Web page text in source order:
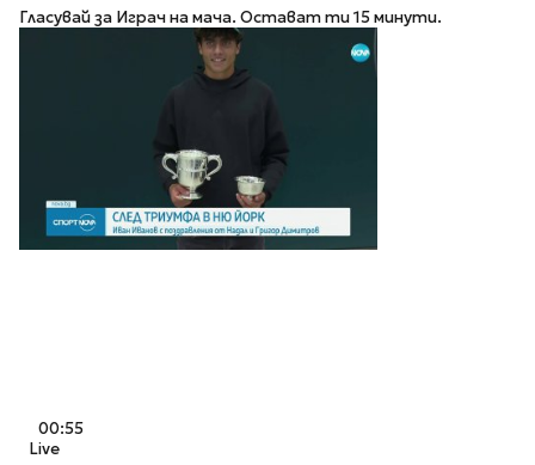
Гласувай за Играч на мача. Остават ти 15 минути.
00:55
Live